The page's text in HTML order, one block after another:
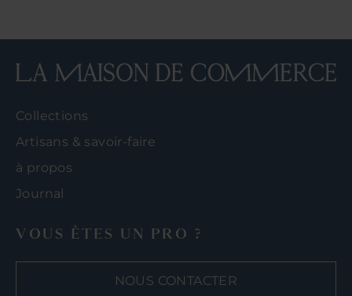
Collections
Artisans & savoir-faire
à propos
Journal
VOUS ÊTES UN PRO ?
NOUS CONTACTER